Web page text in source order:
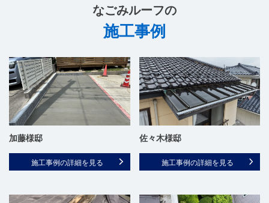
なごみルーフの
施工事例
加藤様邸
施工事例の詳細を見る
佐々木様邸
施工事例の詳細を見る